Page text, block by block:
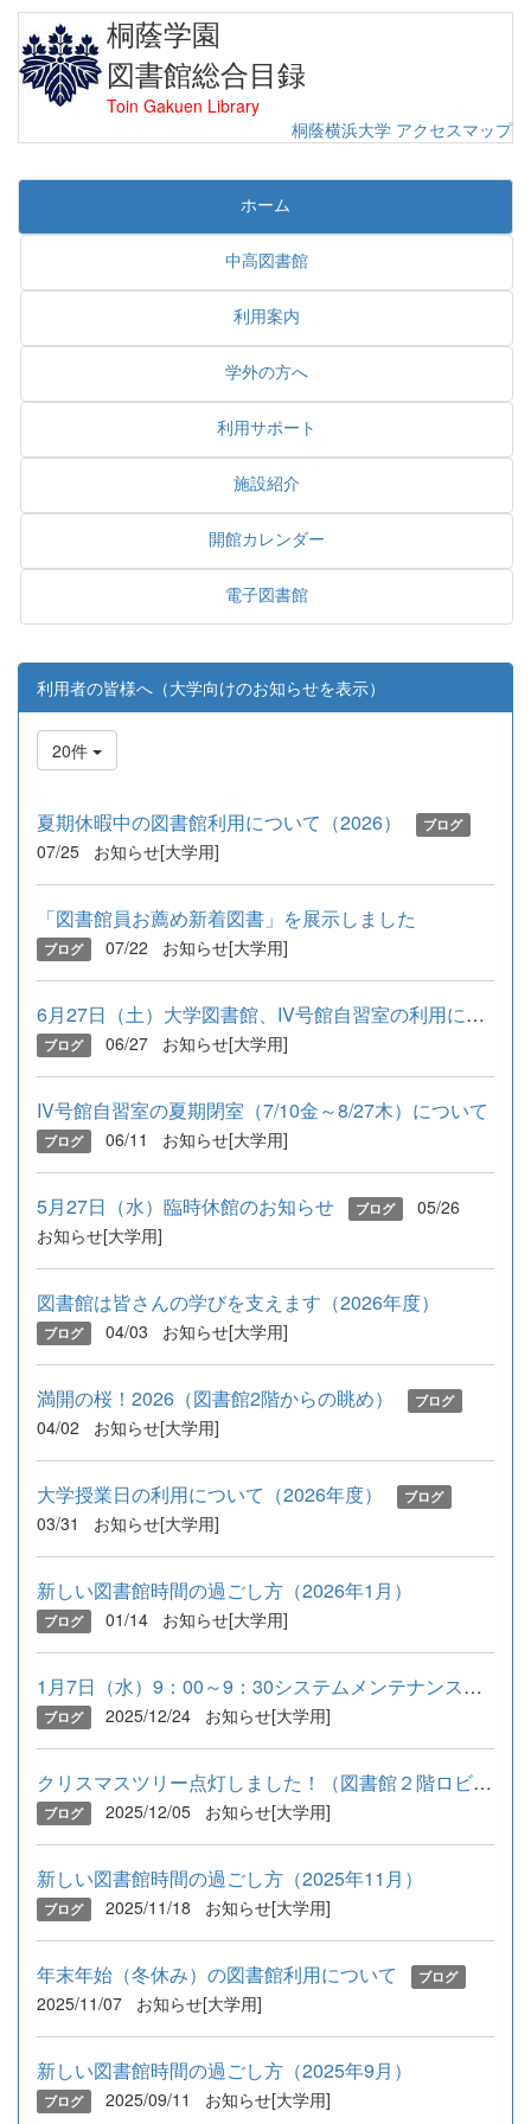
桐蔭学園
図書館総合目録
Toin Gakuen Library
桐蔭横浜大学 アクセスマップ
ホーム
中高図書館
利用案内
学外の方へ
利用サポート
施設紹介
開館カレンダー
電子図書館
利用者の皆様へ（大学向けのお知らせを表示）
20件
夏期休暇中の図書館利用について（2026） ブログ
07/25 お知らせ[大学用]
「図書館員お薦め新着図書」を展示しました
ブログ 07/22 お知らせ[大学用]
6月27日（土）大学図書館、IV号館自習室の利用について
ブログ 06/27 お知らせ[大学用]
IV号館自習室の夏期閉室（7/10金～8/27木）について
ブログ 06/11 お知らせ[大学用]
5月27日（水）臨時休館のお知らせ ブログ
05/26
お知らせ[大学用]
図書館は皆さんの学びを支えます（2026年度）
ブログ 04/03 お知らせ[大学用]
満開の桜！2026（図書館2階からの眺め） ブログ
04/02 お知らせ[大学用]
大学授業日の利用について（2026年度） ブログ
03/31 お知らせ[大学用]
新しい図書館時間の過ごし方（2026年1月）
ブログ 01/14 お知らせ[大学用]
1月7日（水）9：00～9：30システムメンテナンスについて
ブログ 2025/12/24 お知らせ[大学用]
クリスマスツリー点灯しました！（図書館２階ロビー）
ブログ 2025/12/05 お知らせ[大学用]
新しい図書館時間の過ごし方（2025年11月）
ブログ 2025/11/18 お知らせ[大学用]
年末年始（冬休み）の図書館利用について ブログ
2025/11/07 お知らせ[大学用]
新しい図書館時間の過ごし方（2025年9月）
ブログ 2025/09/11 お知らせ[大学用]